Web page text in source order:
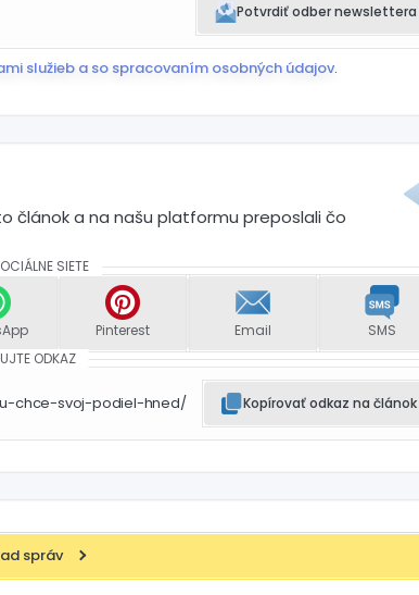
Potvrdiť odber newslettera
služieb a so spracovaním osobných údajov.
článok a na našu platformu preposlali čo
SIETE
Pinterest Email
SMS
ODKAZ
chce-svoj-podiel-hned/ Kopírovať odkaz na článok
správ